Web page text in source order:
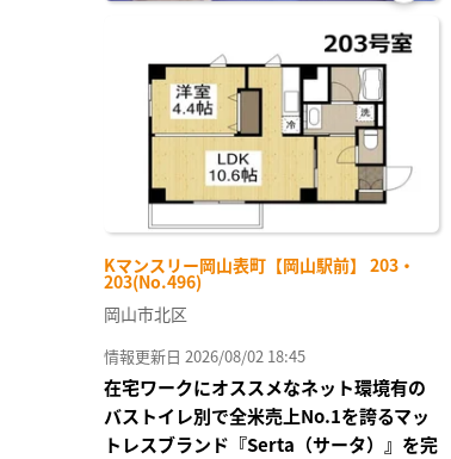
Kマンスリー岡山表町【岡山駅前】 203・
203(No.496)
お気
に入
り登
録
岡山市北区
情報更新日 2026/08/02 18:45
在宅ワークにオススメなネット環境有の
バストイレ別で全米売上No.1を誇るマッ
トレスブランド『Serta（サータ）』を完